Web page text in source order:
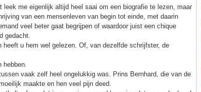
me eigenlijk altijd heel saai om een biografie te lezen, maar
van een mensenleven van begin tot einde, met daarin
veel beter gaat begrijpen of waardoor juist een chique
gedacht.
u hem wel gelezen. Of, van dezelfde schrijfster, de
hebben.
vaak zelf heel ongelukkig was. Prins Bernhard, die van de
maakte en hen veel pijn deed.